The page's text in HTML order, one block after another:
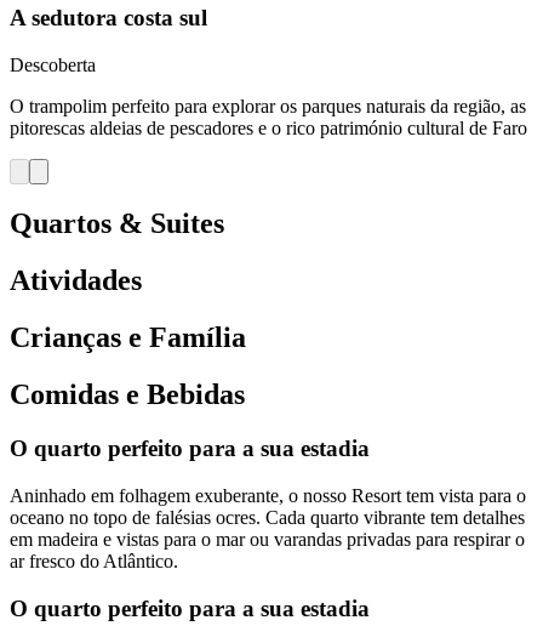
A sedutora costa sul
Descoberta
O trampolim perfeito para explorar os parques naturais da região, as
pitorescas aldeias de pescadores e o rico património cultural de Faro
Quartos & Suites
Atividades
Crianças e Família
Comidas e Bebidas
O quarto perfeito para a sua estadia
Aninhado em folhagem exuberante, o nosso Resort tem vista para o
oceano no topo de falésias ocres. Cada quarto vibrante tem detalhes
em madeira e vistas para o mar ou varandas privadas para respirar o
ar fresco do Atlântico.
O quarto perfeito para a sua estadia